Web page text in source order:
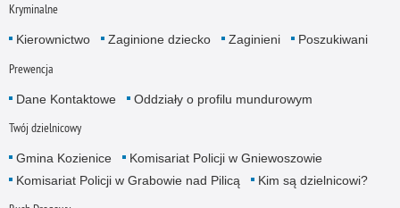
Kryminalne
Kierownictwo Zaginione dziecko Zaginieni Poszukiwani
Prewencja
Dane Kontaktowe Oddziały o profilu mundurowym
Twój dzielnicowy
Gmina Kozienice
Komisariat Policji w Gniewoszowie
Komisariat Policji w Grabowie nad Pilicą
Kim są dzielnicowi?